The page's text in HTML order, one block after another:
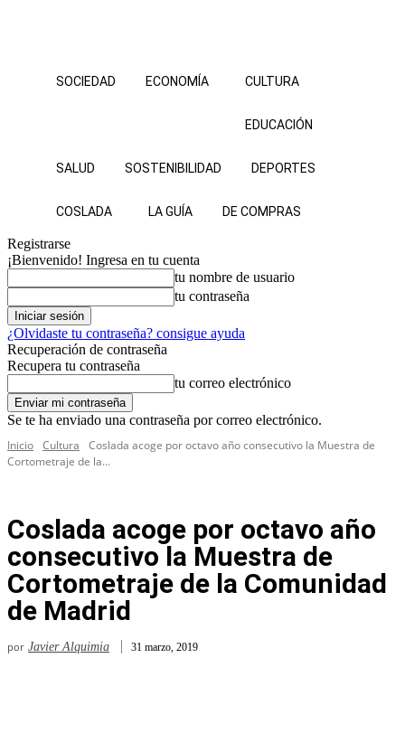
SOCIEDAD ECONOMÍA CULTURA
EDUCACIÓN
SALUD SOSTENIBILIDAD DEPORTES
COSLADA LA GUÍA DE COMPRAS
Registrarse
¡Bienvenido! Ingresa en tu cuenta
tu nombre de usuario
tu contraseña
¿Olvidaste tu contraseña? consigue ayuda
Recuperación de contraseña
Recupera tu contraseña
tu correo electrónico
Se te ha enviado una contraseña por correo electrónico.
Inicio Cultura
Coslada acoge por octavo año consecutivo la Muestra de
Cortometraje de la...
Coslada acoge por octavo año
consecutivo la Muestra de
Cortometraje de la Comunidad
de Madrid
por Javier Alquimia 31 marzo, 2019